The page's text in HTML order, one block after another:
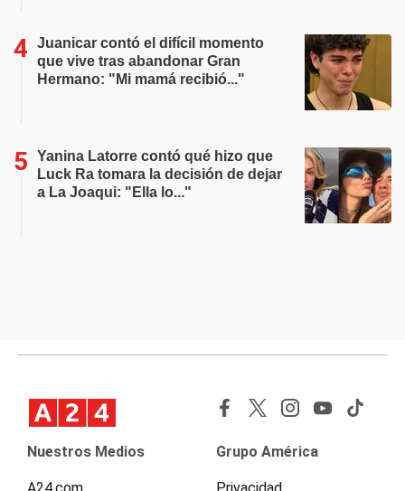
Juanicar contó el difícil momento
que vive tras abandonar Gran
Hermano: "Mi mamá recibió..."
Yanina Latorre contó qué hizo que
Luck Ra tomara la decisión de dejar
a La Joaqui: "Ella lo..."
Nuestros Medios Grupo América